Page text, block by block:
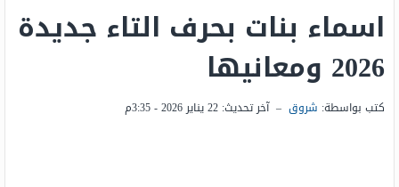
اسماء بنات بحرف التاء جديدة
2026 ومعانيها
كتب بواسطة: شروق – آخر تحديث: 22 يناير 2026 - 3:35م